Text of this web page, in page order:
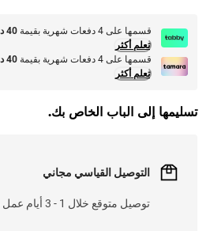
قسمها على 4 دفعات شهرية بقيمة 40 د.إ
تعلم أكثر
قسمها على 4 دفعات شهرية بقيمة
40 د.إ
تعلم أكثر
تسليمها إلى الباب الخاص بك.
التوصيل القياسي مجاني
توصيل متوقع خلال 1 - 3 أيام عمل على 300 د.إ.